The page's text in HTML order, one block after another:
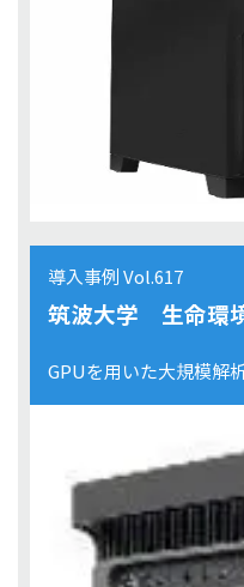
導入事例 Vol.617
筑波大学 生命環
GPUを用いた大規模解